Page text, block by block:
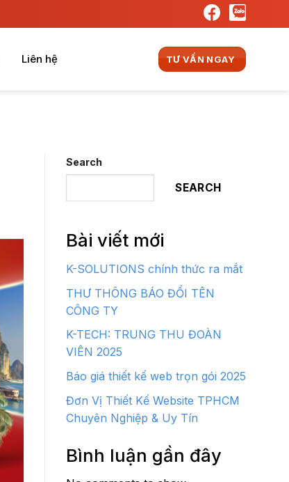
Liên hệ TƯ VẤN NGAY
Search
SEARCH
Bài viết mới
K-SOLUTIONS chính thức ra mắt
THƯ THÔNG BÁO ĐỔI TÊN
CÔNG TY
K-TECH: TRUNG THU ĐOÀN
VIÊN 2025
Báo giá thiết kế web trọn gói 2025
Đơn Vị Thiết Kế Website TPHCM
Chuyên Nghiệp & Uy Tín
Bình luận gần đây